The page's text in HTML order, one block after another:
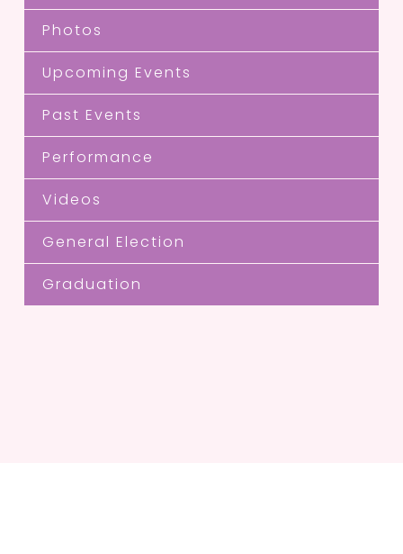
Photos
Upcoming Events
Past Events
Performance
Videos
General Election
Graduation